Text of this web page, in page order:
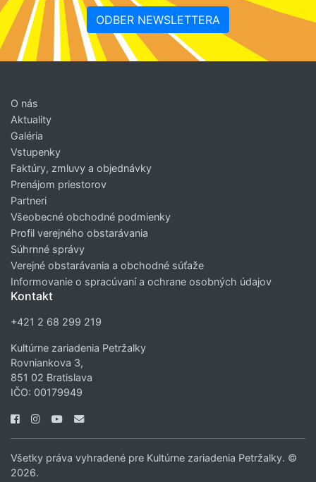
ODBER NEWSLETTERA
O nás
Aktuality
Galéria
Vstupenky
Faktúry, zmluvy a objednávky
Prenájom priestorov
Partneri
Všeobecné obchodné podmienky
Profil verejného obstarávania
Súhrnné správy
Verejné obstarávania a obchodné súťaže
Informovanie o spracúvaní a ochrane osobných údajov
Kontakt
+421 2 68 299 219
Kultúrne zariadenia Petržalky
Rovniankova 3,
851 02 Bratislava
IČO: 00179949
Všetky práva vyhradené pre Kultúrne zariadenia Petržalky. ©
2026.